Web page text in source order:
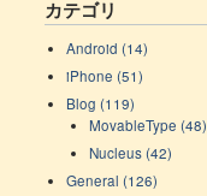
カテゴリ
Android (14)
iPhone (51)
Blog (119)
MovableType (48)
Nucleus (42)
General (126)